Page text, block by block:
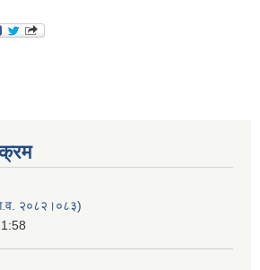
२०८२।०८३)